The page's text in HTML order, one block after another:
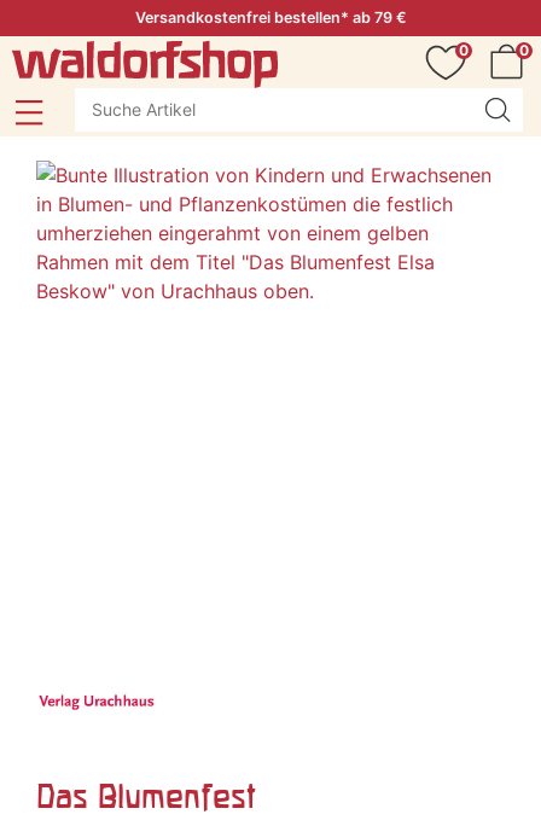
Versandkostenfrei bestellen* ab 79 €
0
0
Das Blumenfest